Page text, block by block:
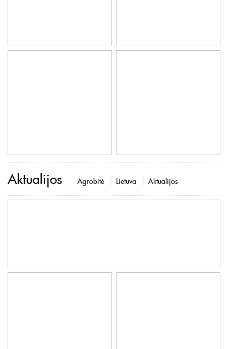
Aktualijos Agrobitė Lietuva Aktualijos